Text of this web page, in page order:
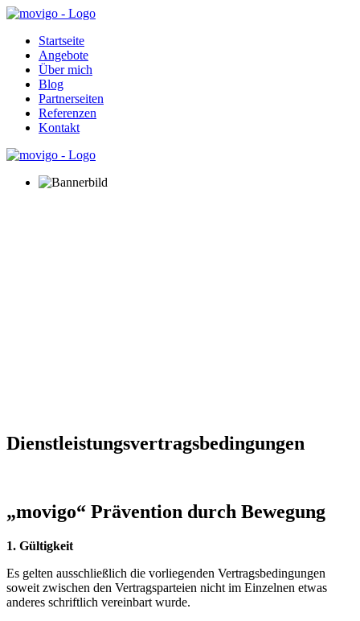
Startseite
Angebote
Über mich
Blog
Partnerseiten
Referenzen
Kontakt
Dienstleistungsvertragsbedingungen
„movigo“ Prävention durch Bewegung
1. Gültigkeit
Es gelten ausschließlich die vorliegenden Vertragsbedingungen
soweit zwischen den Vertragsparteien nicht im Einzelnen etwas
anderes schriftlich vereinbart wurde.